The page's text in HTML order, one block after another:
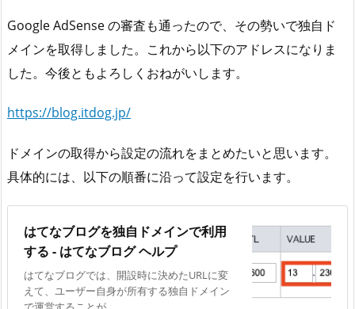
Google AdSense の審査も通ったので、その勢いで独自ド
メインを取得しました。これから以下のアドレスになりま
した。今後ともよろしくおねがいします。
https://blog.itdog.jp/
ドメインの取得から設定の流れをまとめたいと思います。
具体的には、以下の順番に沿って設定を行います。
はてなブログを独自ドメインで利用
する - はてなブログ ヘルプ
はてなブログでは、開設時に決めたURLに変
えて、ユーザー自身が所有する独自ドメイン